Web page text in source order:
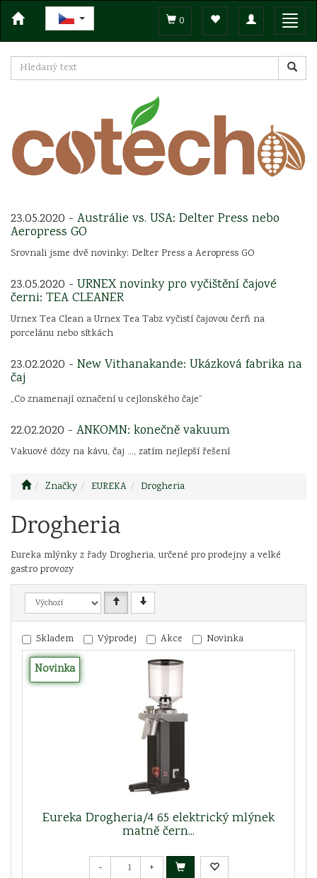
Toggle
navigation
0
23.05.2020 - Austrálie vs. USA: Delter Press nebo
Aeropress GO
Srovnali jsme dvě novinky: Delter Press a Aeropress GO
23.05.2020 - URNEX novinky pro vyčištění čajové
černi: TEA CLEANER
Urnex Tea Clean a Urnex Tea Tabz vyčistí čajovou čerň na
porcelánu nebo sítkách
23.02.2020 - New Vithanakande: Ukázková fabrika na
čaj
„Co znamenají označení u cejlonského čaje“
22.02.2020 - ANKOMN: konečně vakuum
Vakuové dózy na kávu, čaj ..., zatím nejlepší řešení
Značky EUREKA Drogheria
Drogheria
Eureka mlýnky z řady Drogheria, určené pro prodejny a velké
gastro provozy
Skladem Výprodej Akce Novinka
Novinka
Eureka Drogheria/4 65 elektrický mlýnek
matně čern...
- +